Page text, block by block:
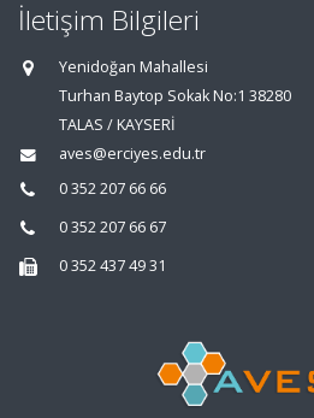
İletişim Bilgileri
Yenidoğan Mahallesi
Turhan Baytop Sokak No:1 38280
TALAS / KAYSERİ
aves@erciyes.edu.tr
0 352 207 66 66
0 352 207 66 67
0 352 437 49 31